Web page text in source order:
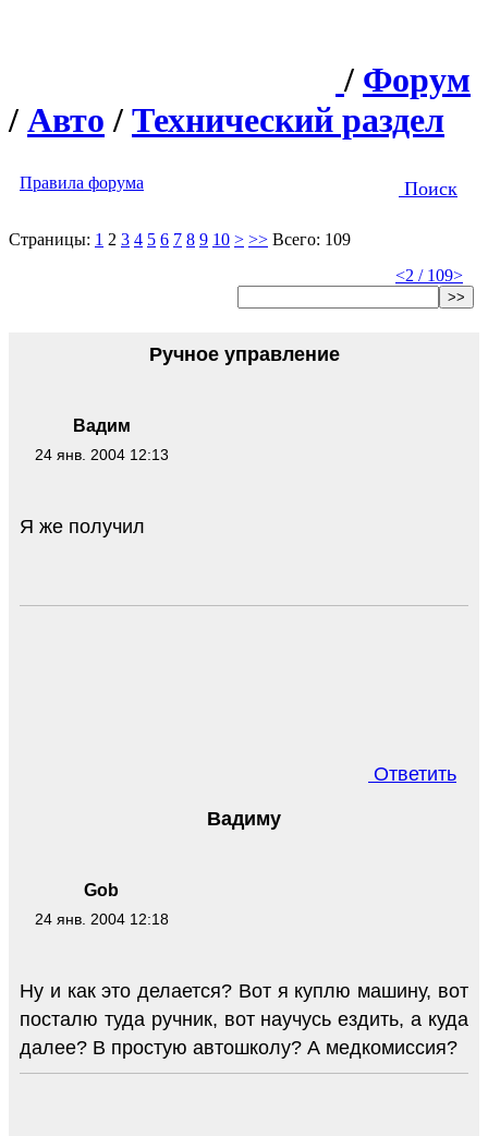
/ Форум
/ Авто / Технический раздел
Правила форума Поиск
Страницы: 1 2 3 4 5 6 7 8 9 10 > >> Всего: 109
<2 / 109>
>>
Вадим
24 янв. 2004 12:13
Ручное управление
Я же получил
Ответить
Gob
24 янв. 2004 12:18
Вадиму
Ну и как это делается? Вот я куплю машину, вот
посталю туда ручник, вот научусь ездить, а куда
далее? В простую автошколу? А медкомиссия?